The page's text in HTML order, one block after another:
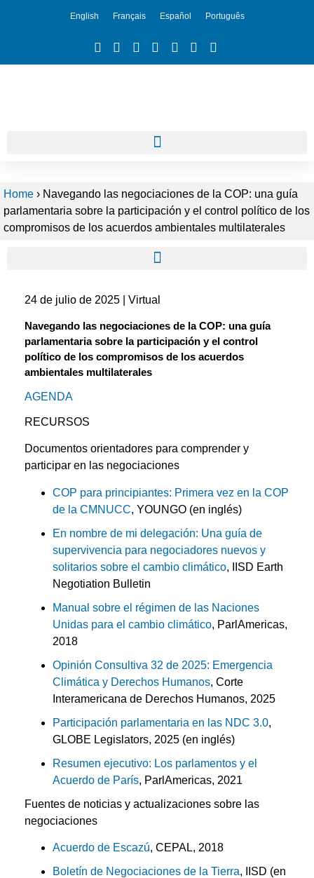
English Français Español Português
Home › Navegando las negociaciones de la COP: una guía
parlamentaria sobre la participación y el control político de los
compromisos de los acuerdos ambientales multilaterales
24 de julio de 2025 | Virtual
Navegando las negociaciones de la COP: una guía
parlamentaria sobre la participación y el control
político de los compromisos de los acuerdos
ambientales multilaterales
AGENDA
RECURSOS
Documentos orientadores para comprender y
participar en las negociaciones
COP para principiantes: Primera vez en la COP
de la CMNUCC, YOUNGO (en inglés)
En nombre de mi delegación: Una guía de
supervivencia para negociadores nuevos y
solitarios sobre el cambio climático, IISD Earth
Negotiation Bulletin
Manual sobre el régimen de las Naciones
Unidas para el cambio climático, ParlAmericas,
2018
Opinión Consultiva 32 de 2025: Emergencia
Climática y Derechos Humanos, Corte
Interamericana de Derechos Humanos, 2025
Participación parlamentaria en las NDC 3.0,
GLOBE Legislators, 2025 (en inglés)
Resumen ejecutivo: Los parlamentos y el
Acuerdo de París, ParlAmericas, 2021
Fuentes de noticias y actualizaciones sobre las
negociaciones
Acuerdo de Escazú, CEPAL, 2018
Boletín de Negociaciones de la Tierra, IISD (en